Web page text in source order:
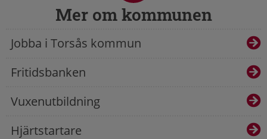
Mer om kommunen
Jobba i Torsås kommun
Fritidsbanken
Vuxenutbildning
Hjärtstartare